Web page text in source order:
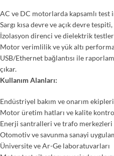
AC ve DC motorlarda kapsamlı test
Sargı kısa devre ve açık devre tespiti,
İzolasyon direnci ve dielektrik
Motor verimlilik ve yük altı
USB/Ethernet bağlantısı ile
çıkar.
Kullanım Alanları:
Endüstriyel bakım ve onarım ekipleri
Motor üretim hatları ve kalite
Enerji santralleri ve trafo merkezleri
Otomotiv ve savunma sanayi
Üniversite ve Ar-Ge laboratuvarları